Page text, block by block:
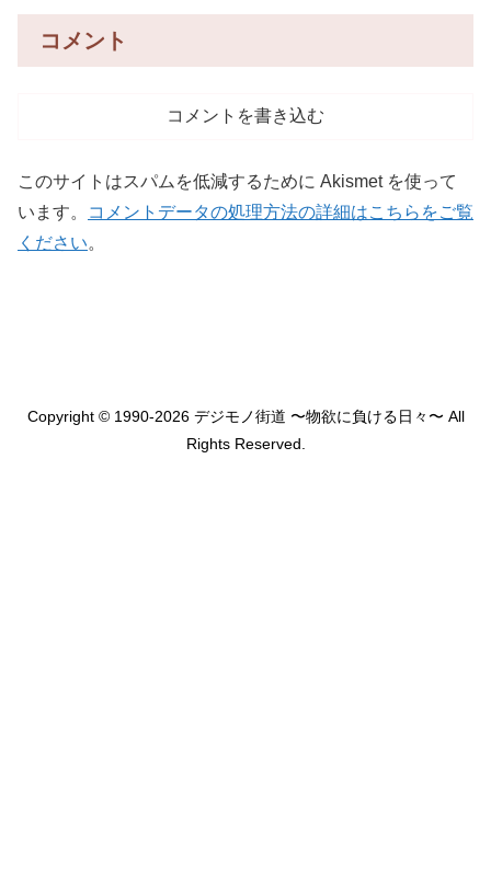
コメント
コメントを書き込む
このサイトはスパムを低減するために Akismet を使って
います。
コメントデータの処理方法の詳細はこちらをご覧
ください。
Copyright © 1990-2026 デジモノ街道 〜物欲に負ける日々〜 All
Rights Reserved.